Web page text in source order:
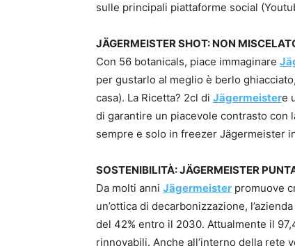
sulle principali piattaforme social
JÄGERMEISTER SHOT: NON
Con 56 botanicals, piace immaginare
per gustarlo al meglio è berlo
casa). La Ricetta? 2cl di Jägermeistere
di garantire un piacevole contrasto con
sempre e solo in freezer Jägermeister
SOSTENIBILITÀ: JÄGERMEISTER
Da molti anni Jägermeister promuove
un’ottica di decarbonizzazione,
del 42% entro il 2030. Attualmente il
rinnovabili. Anche all’interno della rete